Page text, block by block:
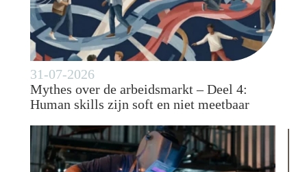
31-07-2026
Mythes over de arbeidsmarkt – Deel 4:
Human skills zijn soft en niet meetbaar